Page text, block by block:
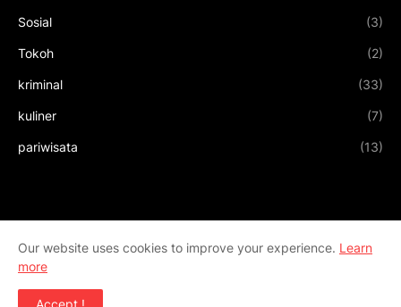
Sosial (3)
Tokoh (2)
kriminal (33)
kuliner (7)
pariwisata (13)
Our website uses cookies to improve your experience. Learn
more
Accept !